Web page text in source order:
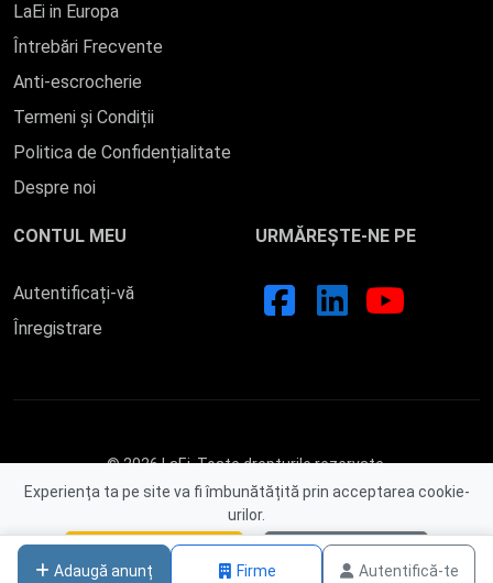
Experiența ta pe site va fi îmbunătățită prin acceptarea cookie-
urilor.
Acceptă cookies Nu, mulțumesc
Adaugă anunț Firme Autentifică-te
LaEi in Europa
Întrebări Frecvente
Anti-escrocherie
Termeni și Condiții
Politica de Confidențialitate
Despre noi
CONTUL MEU
Autentificați-vă
Înregistrare
URMĂREȘTE-NE PE
© 2026 LaEi. Toate drepturile rezervate.